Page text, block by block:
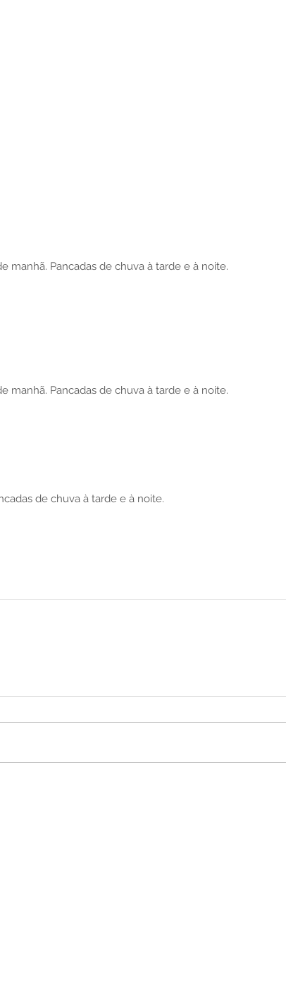
manhã. Pancadas de chuva à tarde e à noite.
manhã. Pancadas de chuva à tarde e à noite.
de chuva à tarde e à noite.